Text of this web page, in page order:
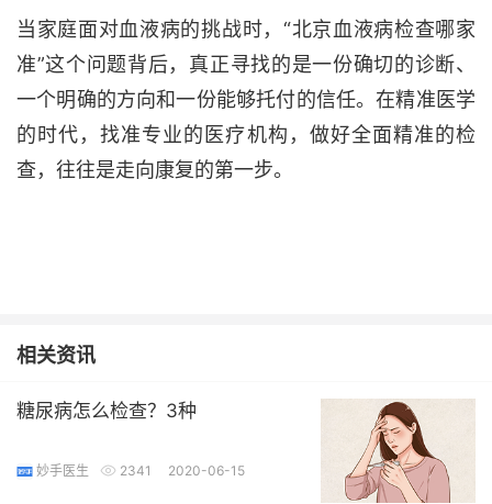
当家庭面对血液病的挑战时， “北京血液病检查哪家
准”这个问题背后，真正寻找的是一份确切的诊断、
一个明确的方向和一份能够托付的信任。在精准医学
的时代，找准专业的医疗机构，做好全面精准的检
查，往往是走向康复的第一步。
相关资讯
糖尿病怎么检查？3种
妙手医生 2341 2020-06-15